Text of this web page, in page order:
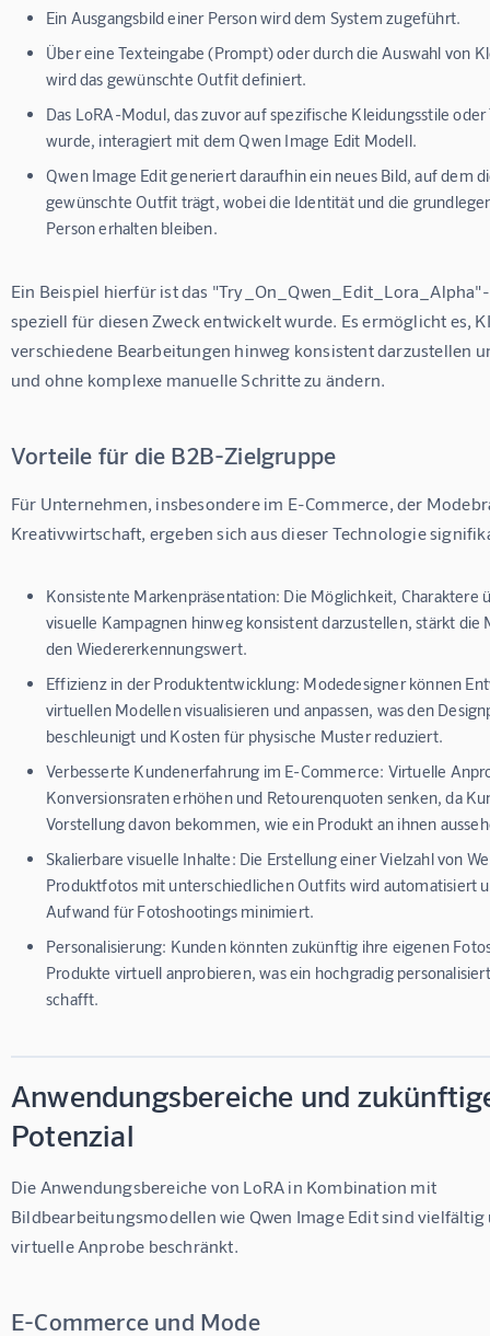
Ein Ausgangsbild einer Person wird dem System zugeführt.
Über eine Texteingabe (Prompt) oder durch die Auswahl von
wird das gewünschte Outfit definiert.
Das LoRA-Modul, das zuvor auf spezifische Kleidungsstile
wurde, interagiert mit dem Qwen Image Edit Modell.
Qwen Image Edit generiert daraufhin ein neues Bild, auf dem
gewünschte Outfit trägt, wobei die Identität und die
Person erhalten bleiben.
Ein Beispiel hierfür ist das
speziell für diesen Zweck entwickelt wurde. Es ermöglicht es,
verschiedene Bearbeitungen hinweg konsistent darzustellen
und ohne komplexe manuelle Schritte zu ändern.
Vorteile für die B2B-Zielgruppe
Für Unternehmen, insbesondere im E-Commerce, der
Kreativwirtschaft, ergeben sich aus dieser Technologie
Konsistente Markenpräsentation: Die Möglichkeit, Charaktere
visuelle Kampagnen hinweg konsistent darzustellen, stärkt die
den Wiedererkennungswert.
Effizienz in der Produktentwicklung: Modedesigner können
virtuellen Modellen visualisieren und anpassen, was den
beschleunigt und Kosten für physische Muster reduziert.
Verbesserte Kundenerfahrung im E-Commerce: Virtuelle
Konversionsraten erhöhen und Retourenquoten senken, da
Vorstellung davon bekommen, wie ein Produkt an ihnen
Skalierbare visuelle Inhalte: Die Erstellung einer Vielzahl von
Produktfotos mit unterschiedlichen Outfits wird automatisiert
Aufwand für Fotoshootings minimiert.
Personalisierung: Kunden könnten zukünftig ihre eigenen
Produkte virtuell anprobieren, was ein hochgradig
schafft.
Anwendungsbereiche und
Potenzial
Die Anwendungsbereiche von LoRA in Kombination mit
Bildbearbeitungsmodellen wie Qwen Image Edit sind
virtuelle Anprobe beschränkt.
E-Commerce und Mode